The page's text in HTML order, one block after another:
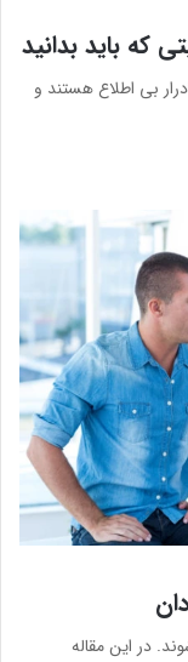
بی اطلاع هستند و
در این مقاله